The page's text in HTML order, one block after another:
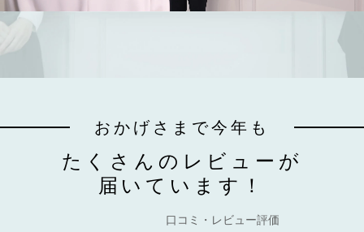
おかげさまで今年も
たくさんのレビューが
届いています！
口コミ・レビュー評価